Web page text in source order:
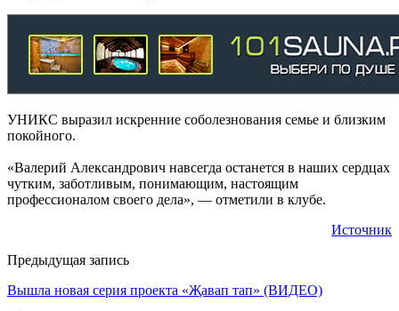
УНИКС выразил искренние соболезнования семье и близким
покойного.
«Валерий Александрович навсегда останется в наших сердцах
чутким, заботливым, понимающим, настоящим
профессионалом своего дела», — отметили в клубе.
Источник
Предыдущая запись
Вышла новая серия проекта «Җавап тап» (ВИДЕО)